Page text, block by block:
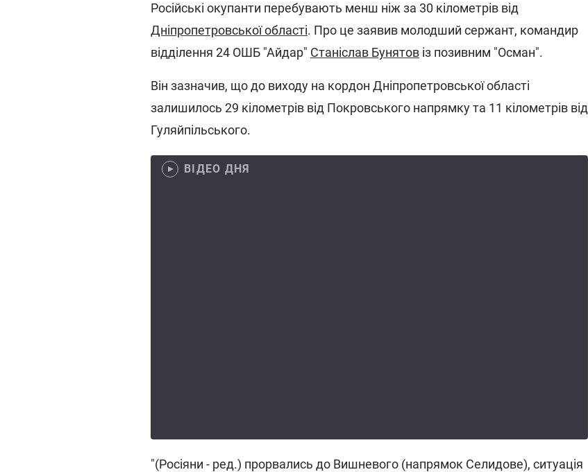
Російські окупанти перебувають менш ніж за 30 кілометрів від
Дніпропетровської області. Про це заявив молодший сержант, командир
відділення 24 ОШБ "Айдар" Станіслав Бунятов із позивним "Осман".
Він зазначив, що до виходу на кордон Дніпропетровської області
залишилось 29 кілометрів від Покровського напрямку та 11 кілометрів від
Гуляйпільського.
ВІДЕО ДНЯ
"(Росіяни - ред.) прорвались до Вишневого (напрямок Селидове), ситуація